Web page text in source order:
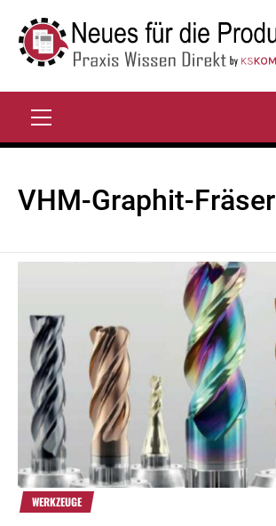
Inhalt
springen
NEUES FÜR DIE
PRODUKTION
VHM-Graphit-Fräser
WERKZEUGE